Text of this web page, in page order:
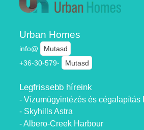
Urban Homes
info@
Mutasd
+36-30-579-
Mutasd
Legfrissebb híreink
- Vízumügyintézés és cégalapítás
- Skyhills Astra
- Albero-Creek Harbour